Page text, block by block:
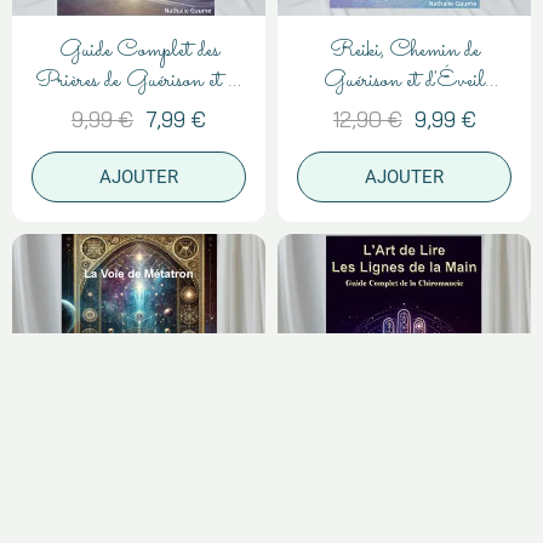
Guide Complet des
Prières de Guérison et de
Protection
9,99 € 7,99 €
AJOUTER
Reiki, Chemin de
Guérison et d'Éveil
Spirituel
12,90 € 9,99 €
AJOUTER